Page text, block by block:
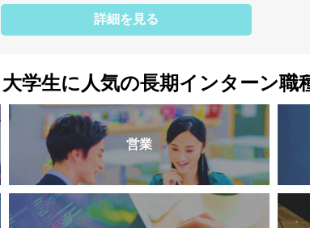
詳細を見る
大学生に人気の長期インターン職
営業